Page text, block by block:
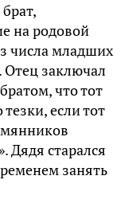
на родовой
числа младших
заключал
что тот
если тот
Дядя старался
занять